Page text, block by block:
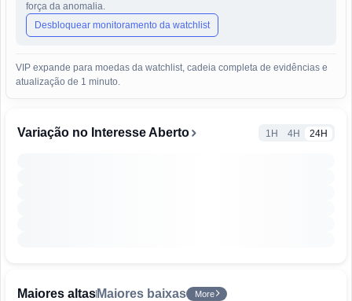
força da anomalia.
Desbloquear monitoramento da watchlist
VIP expande para moedas da watchlist, cadeia completa de evidências e
atualização de 1 minuto.
Variação no Interesse Aberto 1H 4H 24H
Maiores altas Maiores baixas More